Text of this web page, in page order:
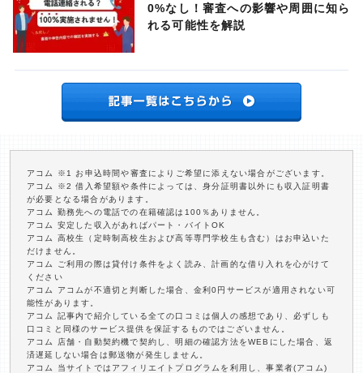
0%なし！審査への影響や周囲に知ら
れる可能性を解説
アコム ※1 お申込時間や審査によりご希望に添えない場合がございます。
アコム ※2 借入希望額や条件によっては、身分証明書以外にも収入証明書
が必要となる場合があります。
アコム 勤務先への電話での在籍確認は100％ありません。
アコム 安定した収入があればパート・バイトOK
アコム 高校生（定時制高校生および高等専門学校生も含む）はお申込いた
だけません。
アコム ご利用の際は貸付け条件をよく読み、計画的な借り入れを心がけて
ください
アコム アコムが不適切と判断した場合、金利0円サービスが適用されない可
能性があります。
アコム 記事内で紹介している全ての口コミは個人の感想であり、必ずしも
口コミと同様のサービス提供を保証するものではございません。
アコム 店舗・自動契約機で契約し、明細の確認方法をWEBにした場合、返
済遅延しない場合は郵送物が発生しません。
アコム 当サイトではアフィリエイトプログラムを利用し、事業者(アコム)